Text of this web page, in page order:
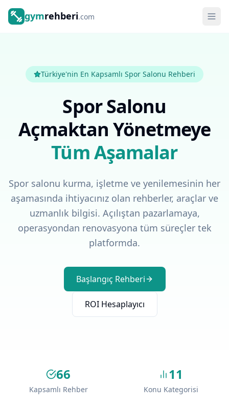
gymrehberi.com
Türkiye'nin En Kapsamlı Spor Salonu Rehberi
Spor Salonu
Açmaktan Yönetmeye
Tüm Aşamalar
Spor salonu kurma, işletme ve yenilemesinin her
aşamasında ihtiyacınız olan rehberler, araçlar ve
uzmanlık bilgisi. Açılıştan pazarlamaya,
operasyondan renovasyona tüm süreçler tek
platformda.
Başlangıç Rehberi
ROI Hesaplayıcı
66
Kapsamlı Rehber
11
Konu Kategorisi